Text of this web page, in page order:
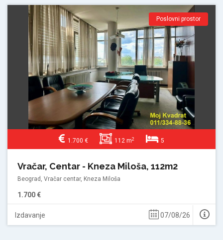
Poslovni prostor
1.700 € 112 m2 5
Vračar, Centar - Kneza Miloša, 112m2
Beograd, Vračar centar, Kneza Miloša
1.700 €
Izdavanje 07/08/26